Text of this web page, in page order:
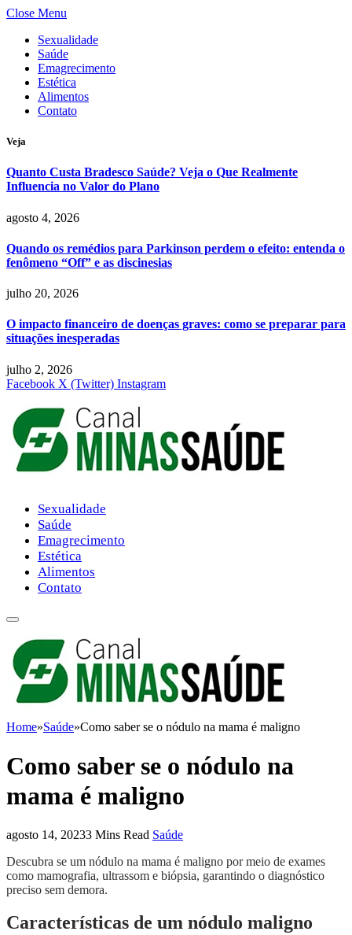
Close Menu
Sexualidade
Saúde
Emagrecimento
Estética
Alimentos
Contato
Veja
Quanto Custa Bradesco Saúde? Veja o Que Realmente
Influencia no Valor do Plano
agosto 4, 2026
Quando os remédios para Parkinson perdem o efeito: entenda o
fenômeno “Off” e as discinesias
julho 20, 2026
O impacto financeiro de doenças graves: como se preparar para
situações inesperadas
julho 2, 2026
Facebook X (Twitter) Instagram
Sexualidade
Saúde
Emagrecimento
Estética
Alimentos
Contato
Home»Saúde»Como saber se o nódulo na mama é maligno
Como saber se o nódulo na
mama é maligno
agosto 14, 20233 Mins Read Saúde
Descubra se um nódulo na mama é maligno por meio de exames
como mamografia, ultrassom e biópsia, garantindo o diagnóstico
preciso sem demora.
Características de um nódulo maligno